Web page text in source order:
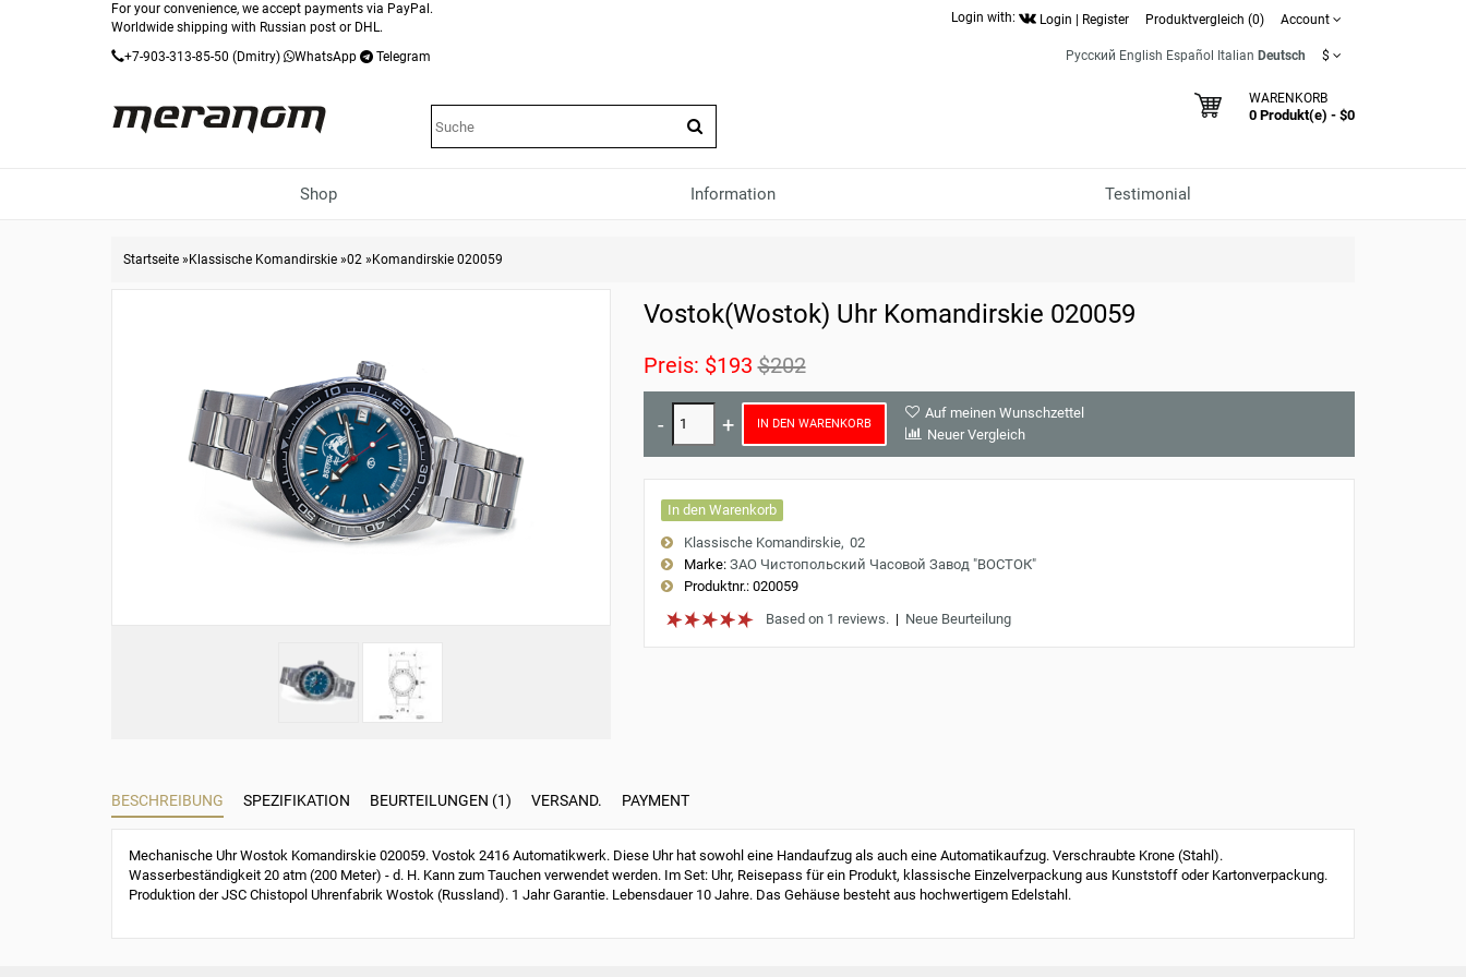
For your convenience, we accept payments via PayPal.
Worldwide shipping with Russian post or DHL.
+7-903-313-85-50 (Dmitry) WhatsApp Telegram
Login with: Login Register Produktvergleich (0) Account
Русский English Español Italian Deutsch $
WARENKORB
0 Produkt(e) - $0
Shop Information Testimonial
Startseite » Klassische Komandirskie »02 » Komandirskie 020059
Vostok(Wostok) Uhr Komandirskie 020059
Preis: $193 $202
IN DEN WARENKORB
Auf meinen Wunschzettel
Neuer Vergleich
In den Warenkorb
Klassische Komandirskie 02
Marke: ЗАО Чистопольский Часовой Завод "ВОСТОК"
Produktnr.:020059
Based on 1 reviews.| Neue Beurteilung
BESCHREIBUNG SPEZIFIKATION BEURTEILUNGEN (1) VERSAND. PAYMENT
Mechanische Uhr Wostok Komandirskie 020059. Vostok 2416 Automatikwerk. Diese Uhr hat sowohl eine Handaufzug als auch eine Automatikaufzug. Verschraubte Krone (Stahl).
Wasserbeständigkeit 20 atm (200 Meter) - d. H. Kann zum Tauchen verwendet werden. Im Set: Uhr, Reisepass für ein Produkt, klassische Einzelverpackung aus Kunststoff oder Kartonverpackung.
Produktion der JSC Chistopol Uhrenfabrik Wostok (Russland). 1 Jahr Garantie. Lebensdauer 10 Jahre. Das Gehäuse besteht aus hochwertigem Edelstahl.